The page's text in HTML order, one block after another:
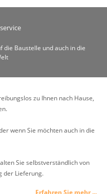
die Baustelle und auch in die
zu Ihnen nach Hause,
wenn Sie möchten auch in die
Sie selbstverständlich von
der Lieferung.
Erfahren Sie mehr ...